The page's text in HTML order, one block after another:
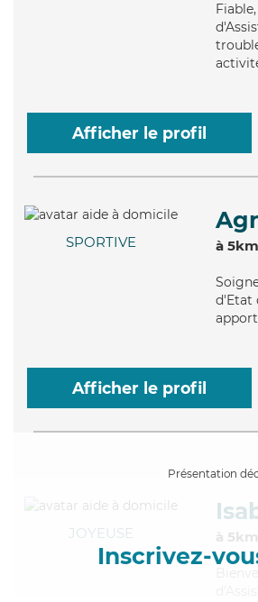
Fiable
Afficher le profil
SPORTIVE à
d'Etat
Afficher le profil
Présentation
Inscrivez-
JOYEUSE à